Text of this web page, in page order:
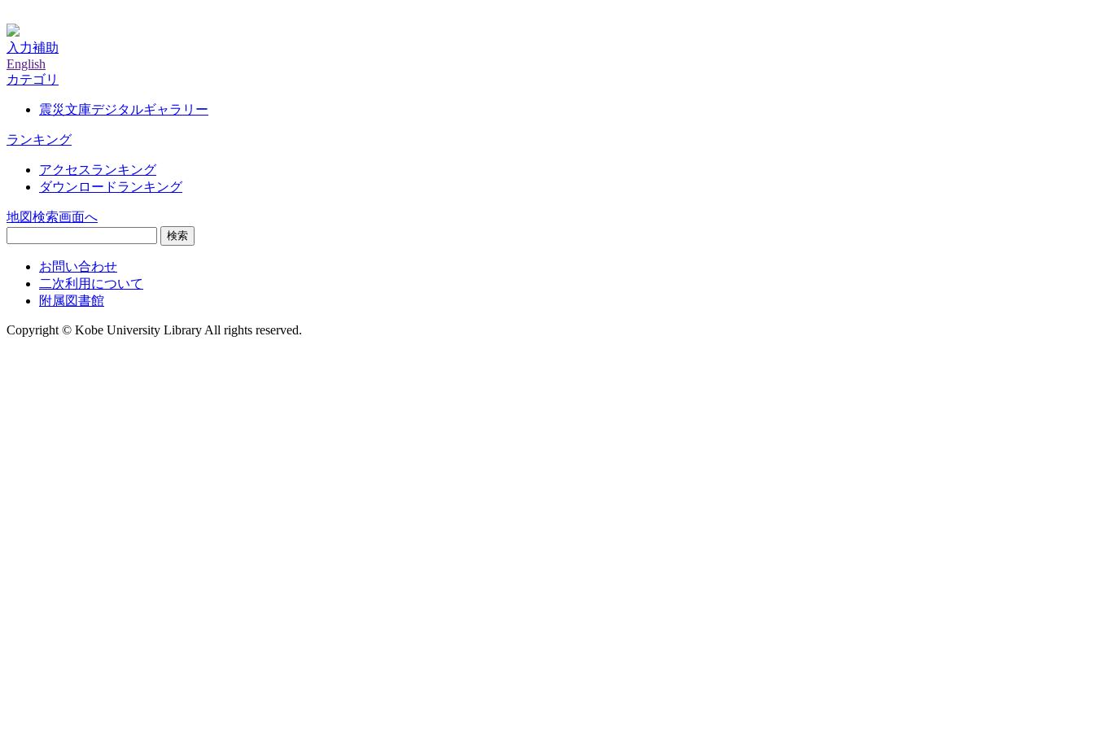
入力補助
English
カテゴリ
震災文庫デジタルギャラリー
ランキング
アクセスランキング
ダウンロードランキング
地図検索画面へ
検索
お問い合わせ
二次利用について
附属図書館
Copyright © Kobe University Library All rights reserved.